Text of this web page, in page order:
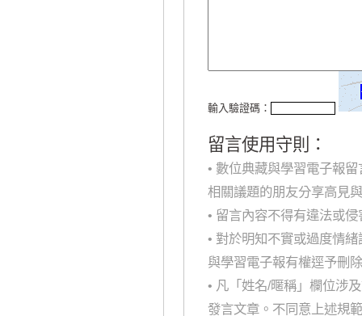
輸入驗證碼：
留言使用守則：
• 數位典藏與學習電子報
相關議題的朋友分享高見
• 留言內容不得有違法或
• 對於明知不實或過度情
與學習電子報有權逕予刪
• 凡「姓名/暱稱」欄位涉
發言文章。不同意上述規